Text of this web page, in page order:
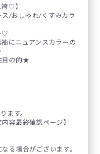
袴♡】
/おしゃれ/くすみカラ
♡
にニュアンスカラーの
目の的★
ます。
容最終確認ページ】
る場合がございます。